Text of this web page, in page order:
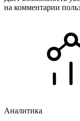
на комментарии
Аналитика